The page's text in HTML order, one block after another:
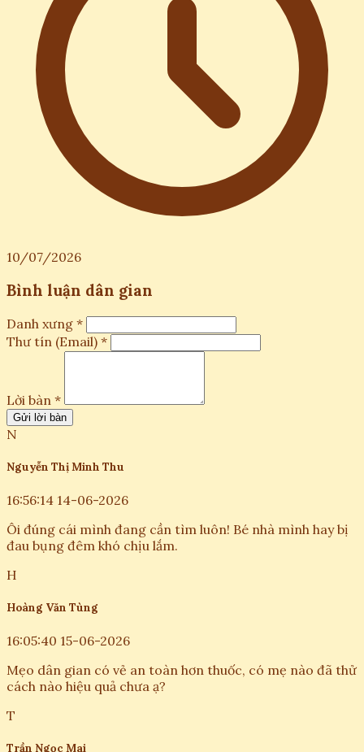
10/07/2026
Bình luận dân gian
Danh xưng *
Thư tín (Email) *
Lời bàn *
Gửi lời bàn
N
Nguyễn Thị Minh Thu
16:56:14 14-06-2026
Ôi đúng cái mình đang cần tìm luôn! Bé nhà mình hay bị
đau bụng đêm khó chịu lắm.
H
Hoàng Văn Tùng
16:05:40 15-06-2026
Mẹo dân gian có vẻ an toàn hơn thuốc, có mẹ nào đã thử
cách nào hiệu quả chưa ạ?
T
Trần Ngọc Mai